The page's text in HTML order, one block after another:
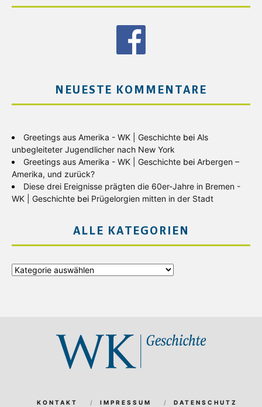
NEUESTE KOMMENTARE
Greetings aus Amerika - WK | Geschichte bei Als
unbegleiteter Jugendlicher nach New York
Greetings aus Amerika - WK | Geschichte bei Arbergen –
Amerika, und zurück?
Diese drei Ereignisse prägten die 60er-Jahre in Bremen -
WK | Geschichte bei Prügelorgien mitten in der Stadt
ALLE KATEGORIEN
Alle
KONTAKT IMPRESSUM DATENSCHUTZ